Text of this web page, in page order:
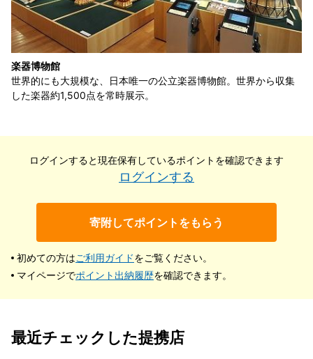
楽器博物館
世界的にも大規模な、日本唯一の公立楽器博物館。世界から収集
した楽器約1,500点を常時展示。
ログインすると現在保有しているポイントを確認できます
ログインする
寄附してポイントをもらう
初めての方はご利用ガイドをご覧ください。
マイページでポイント出納履歴を確認できます。
最近チェックした提携店